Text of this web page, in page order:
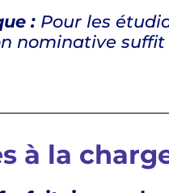
:Pour les
nominative
à la